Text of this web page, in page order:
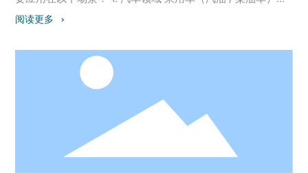
尤其适配高压缩比发动机（如涡轮增压车型），解决冷启动
阻力大的问题。 商用车 / 工程车：如卡车、挖掘机、装载机
2. 船舶与工程机械 中小型船舶发动机、柴油发电机的启动，
适应潮湿环境且维护需求低（无励磁线圈损耗）。 3. 特种车
辆与设备 军用车辆、应急发电设备、航空地面保障设备（如
飞机启动车），要求起动机体积小、可靠性高。 4. 新能源汽
车（部分场景） 部分混动车型或低功率电动车的启动电机，
结合永磁电机高效特性，降低能耗。 核心适配场景特点： 需
要大启动扭矩（如高压缩比、低温环境）； 要求结构紧凑轻
阅读更多